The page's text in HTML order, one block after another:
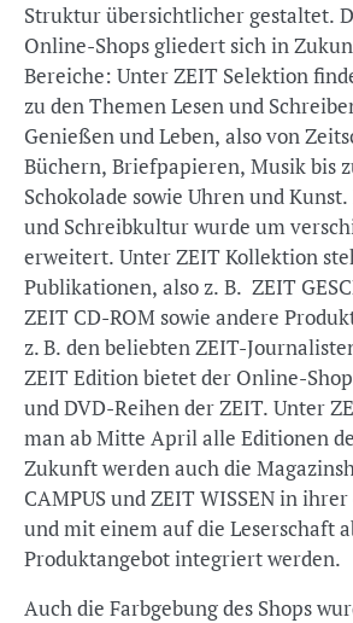
Struktur übersichtlicher gestaltet.
Online-Shops gliedert sich in
Bereiche: Unter ZEIT Selektion
zu den Themen Lesen und
Genießen und Leben, also von
Büchern, Briefpapieren, Musik bis
Schokolade sowie Uhren und
und Schreibkultur wurde um
erweitert. Unter ZEIT Kollektion
Publikationen, also z. B. ZEIT
ZEIT CD-ROM sowie andere
z. B. den beliebten ZEIT-
ZEIT Edition bietet der Online-
und DVD-Reihen der ZEIT. Unter
man ab Mitte April alle Editionen
Zukunft werden auch die
CAMPUS und ZEIT WISSEN in
und mit einem auf die Leserschaft
Produktangebot integriert werden.
Auch die Farbgebung des Shops